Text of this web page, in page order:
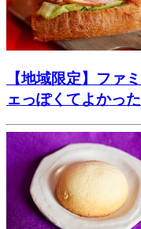
【地域限定】ファ
ェっぽくてよかった